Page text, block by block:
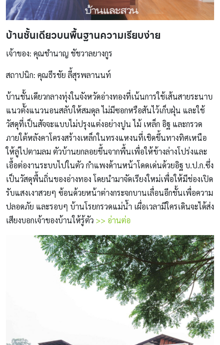
บ้านชั้นเดียวบนพื้นฐานความเรียบง่าย
เจ้าของ: คุณชำนาญ ชัชวาลยางกูร
สถาปนิก: คุณธีรชัย ลี้สุรพลานนท์
บ้านชั้นเดียวกลางทุ่งในจังหวัดอ่างทองที่เน้นการใช้เส้นสายระนาบ
แนวตั้งแนวนอนสลับให้สมดุล ไม่มีซอกหรือสันไว้เก็บฝุ่น และใช้
วัสดุที่เป็นสัจจะแบบไม่ปรุงแต่งอย่างปูน ไม้ เหล็ก อิฐ และกรวด
ภายใต้หลังคาโครงสร้างเหล็กในทรงแหงนที่เชิดขึ้นทางทิศเหนือ
ให้ลู่ไปตามลม ตัวบ้านยกลอยขึ้นจากพื้นเพื่อให้ข้างล่างโปร่งและ
เอื้อต่องานระบบไปในตัว กำแพงด้านหน้าโดดเด่นด้วยอิฐ บ.ป.ก.ซึ่ง
เป็นวัสดุพื้นถิ่นของอ่างทอง โดยนำมาจัดเรียงใหม่เพื่อให้มีช่องเปิด
รับแสงเงาสวยๆ ซ้อนด้วยหน้าต่างกระจกบานเลื่อนอีกชั้นเพื่อความ
ปลอดภัย และรอบๆ บ้านโรยกรวดแม่น้ำ เผื่อเวลามีใครเดินจะได้ส่ง
เสียงบอกเจ้าของบ้านให้รู้ตัว >> อ่านต่อ